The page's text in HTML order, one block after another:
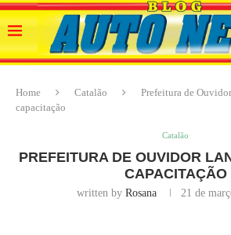
Home Catalão
Prefeitura de
capacitação
Catalão
PREFEITURA DE OUVIDOR
CAPACITAÇÃO
written by Rosana 21 de